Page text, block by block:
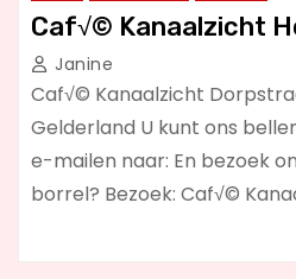
Caf√© Kanaalzicht
Janine
Caf√© Kanaalzicht
Gelderland U kunt ons
e-mailen naar: En bezoek
borrel? Bezoek: Caf√©